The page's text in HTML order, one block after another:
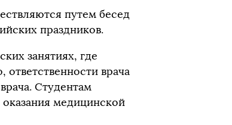
путем бесед
праздников.
занятиях, где
врача
Студентам
медицинской